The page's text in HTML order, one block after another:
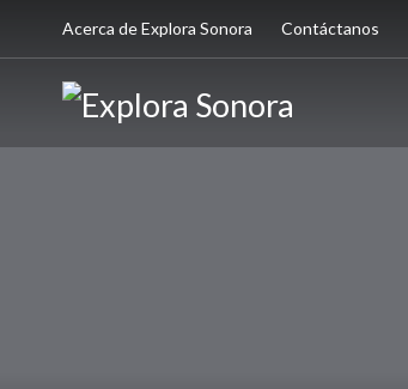
Acerca de Explora Sonora Contáctanos